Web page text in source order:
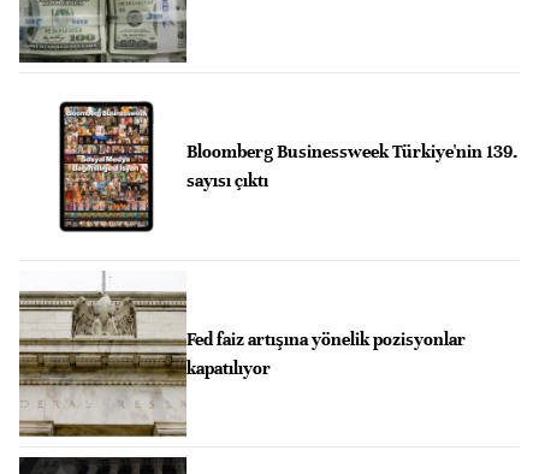
Bloomberg Businessweek Türkiye'nin 139.
sayısı çıktı
Fed faiz artışına yönelik pozisyonlar
kapatılıyor